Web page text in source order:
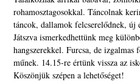
rohamosztagosokkal. Táncolnak
táncok, dallamok felcserelődnek, új
Játszva ismerkedhettünk meg
hangszerekkel. Furcsa, de izgalmas
műnek. 14.15-re értünk vissza az
Köszönjük szépen a lehetőséget!